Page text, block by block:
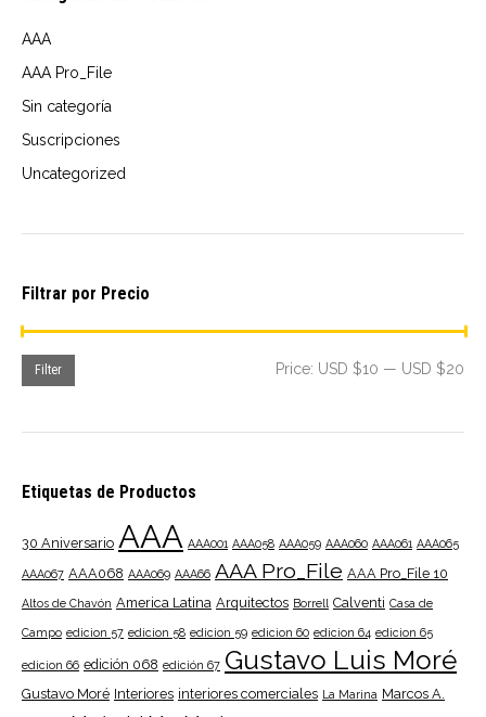
AAA
AAA Pro_File
Sin categoría
Suscripciones
Uncategorized
Filtrar por Precio
Filter Price: USD $10 — USD $20
Etiquetas de Productos
30 Aniversario AAA AAA001 AAA058 AAA059 AAA060 AAA061 AAA065
AAA067 AAA068 AAA069 AAA66 AAA Pro_File AAA Pro_File 10
Altos de Chavón America Latina Arquitectos Borrell Calventi Casa de
Campo edicion 57 edicion 58 edicion 59 edicion 60 edicion 64 edicion 65
edicion 66 edición 068 edición 67 Gustavo Luis Moré
Gustavo Moré Interiores interiores comerciales La Marina Marcos A.